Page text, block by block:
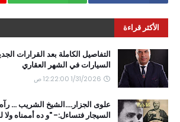
الأكثر قراءة
التفاصيل الكاملة بعد القرارات
السيارات في الشهر العقاري
1/31/2026 12:22:00 ص
علوى الجزار....الشيخ الشريب ...
السيجار فتساءل:- "و ده أممناه